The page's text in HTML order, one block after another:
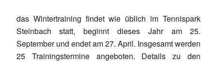
das Wintertraining findet wie üblich im Tennispark
Steinbach statt, beginnt dieses Jahr am 25.
September und endet am 27. April. Insgesamt werden
25 Trainingstermine angeboten. Details zu den